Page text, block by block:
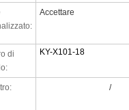
Accettare
di
KY-X101-18
/